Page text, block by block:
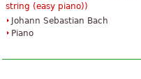
string (easy piano))
Johann Sebastian Bach
Piano